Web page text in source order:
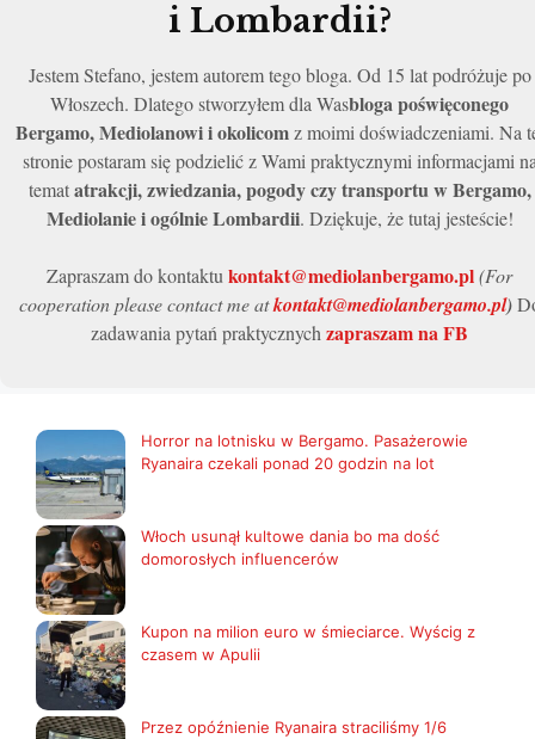
i Lombardii?
Jestem Stefano, jestem autorem tego bloga. Od 15 lat podróżuje po
Włoszech. Dlatego stworzyłem dla Wasbloga poświęconego
Bergamo, Mediolanowi i okolicomz moimi doświadczeniami. Na
stronie postaram się podzielić z Wami praktycznymi informacjami
tematatrakcji, zwiedzania, pogody czy transportu w Bergamo,
Mediolanie i ogólnie Lombardii. Dziękuje, że tutaj jesteście!
Zapraszam do kontaktukontakt@mediolanbergamo.pl(For
cooperation please contact me atkontakt@mediolanbergamo.pl)
zadawania pytań praktycznychzapraszam na FB
Horror na lotnisku w Bergamo. Pasażerowie
Ryanaira czekali ponad 20 godzin na lot
Włoch usunął kultowe dania bo ma dość
domorosłych influencerów
Kupon na milion euro w śmieciarce. Wyścig z
czasem w Apulii
Przez opóźnienie Ryanaira straciliśmy 1/6